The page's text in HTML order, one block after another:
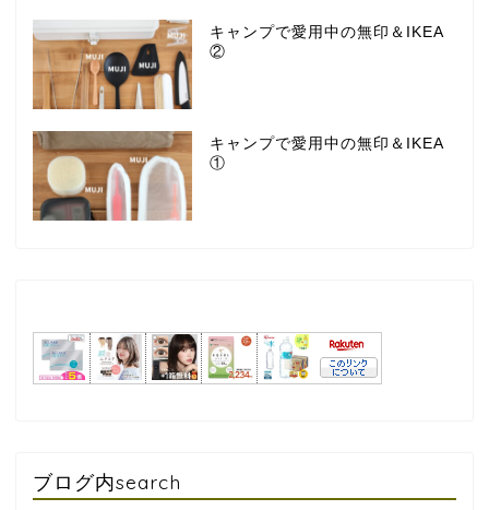
キャンプで愛用中の無印＆IKEA
②
キャンプで愛用中の無印＆IKEA
①
ブログ内search